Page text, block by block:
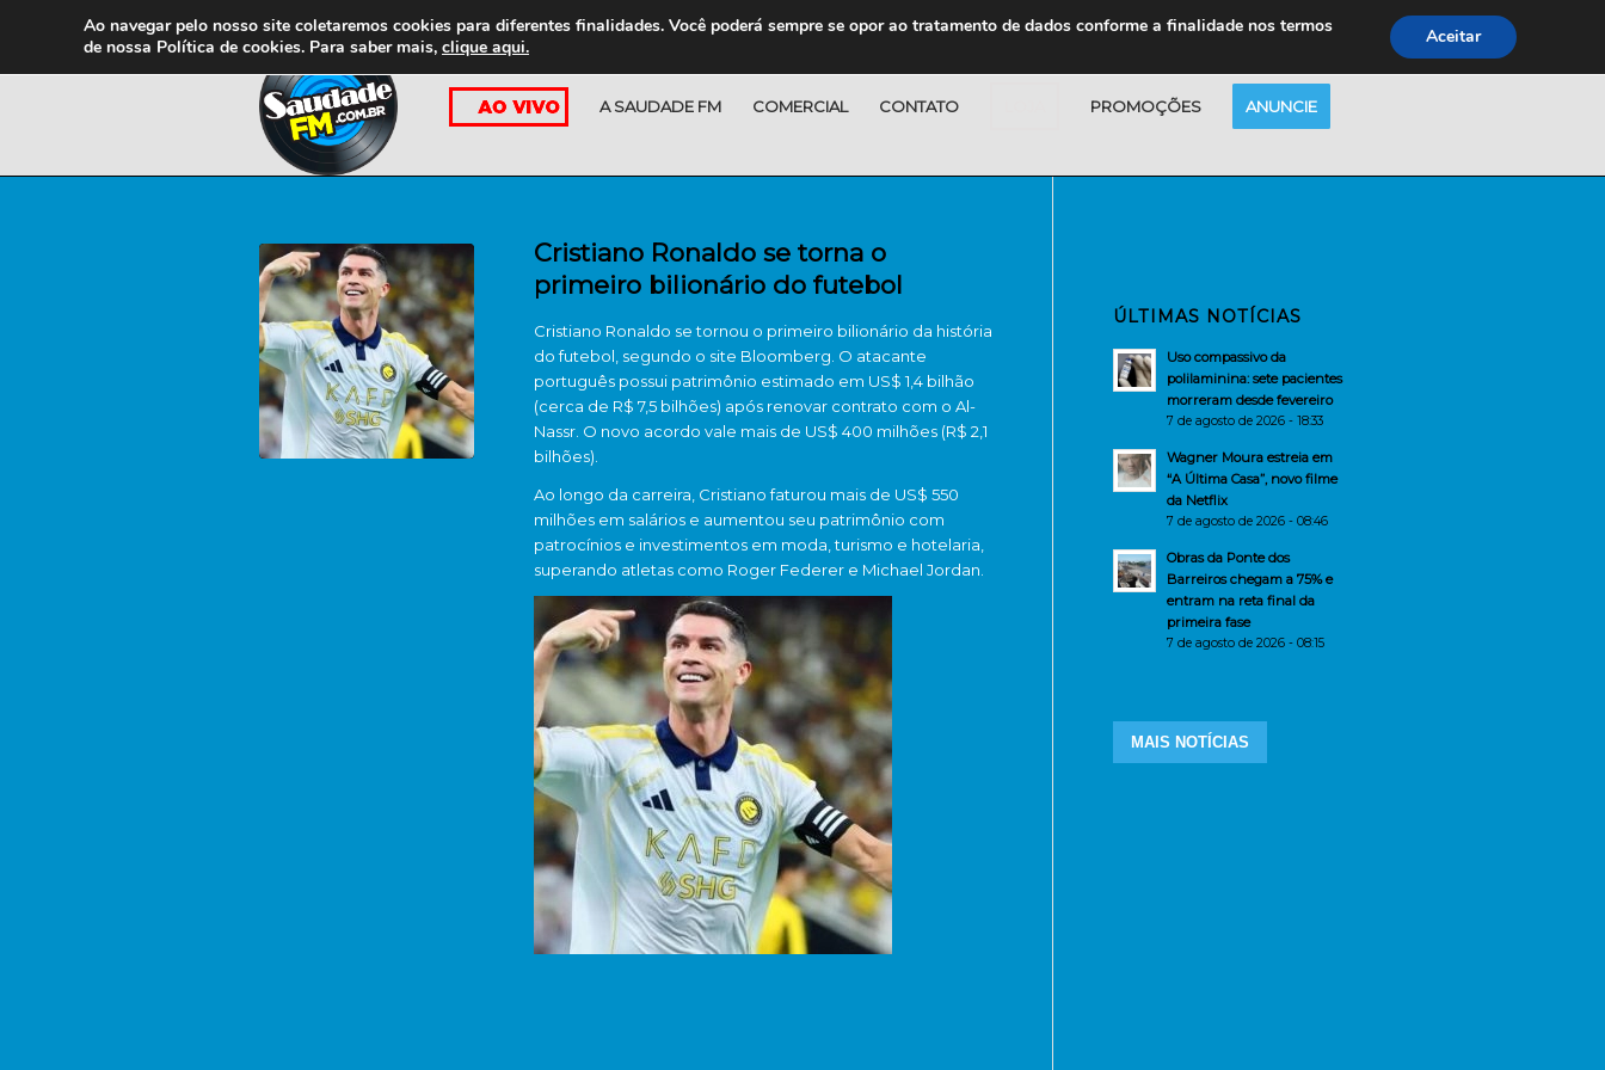
A SAUDADE FM COMERCIAL CONTATO PROMOÇÕES ANUNCIE
Cristiano Ronaldo se torna o
primeiro bilionário do futebol
Cristiano Ronaldo se tornou o primeiro bilionário da história
do futebol, segundo o site Bloomberg. O atacante
português possui patrimônio estimado em US$ 1,4 bilhão
(cerca de R$ 7,5 bilhões) após renovar contrato com o Al-
Nassr. O novo acordo vale mais de US$ 400 milhões (R$ 2,1
bilhões).
Ao longo da carreira, Cristiano faturou mais de US$ 550
milhões em salários e aumentou seu patrimônio com
patrocínios e investimentos em moda, turismo e hotelaria,
superando atletas como Roger Federer e Michael Jordan.
ÚLTIMAS NOTÍCIAS
Uso compassivo da
polilaminina: sete pacientes
morreram desde fevereiro
7 de agosto de 2026 - 18:33
Wagner Moura estreia em
“A Última Casa”, novo filme
da Netflix
7 de agosto de 2026 - 08:46
Obras da Ponte dos
Barreiros chegam a 75% e
entram na reta final da
primeira fase
7 de agosto de 2026 - 08:15
MAIS NOTÍCIAS
Ao navegar pelo nosso site coletaremos cookies para diferentes finalidades. Você poderá sempre se opor ao tratamento de dados conforme a finalidade nos termos
de nossa Política de cookies. Para saber mais, clique aqui. Aceitar